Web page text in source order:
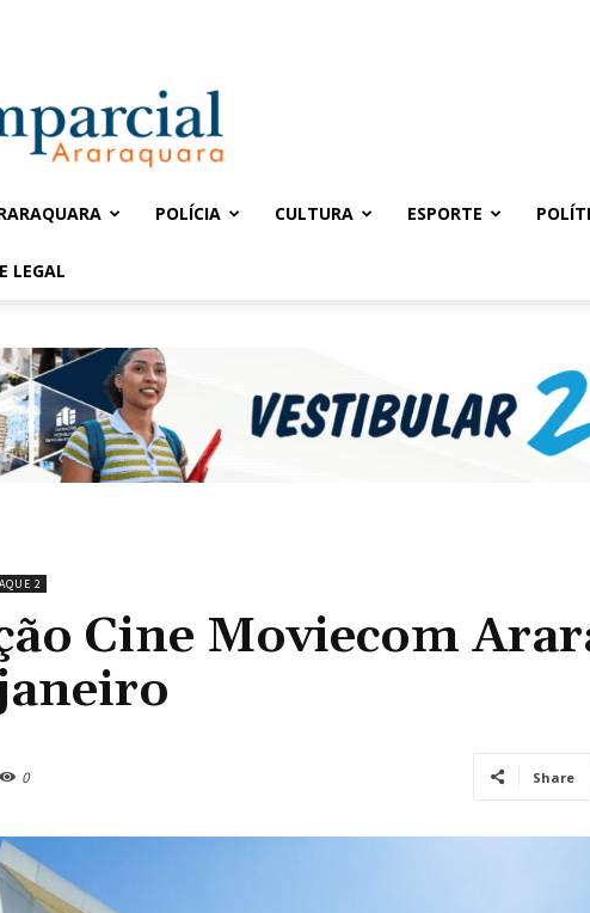
Imparcial
POLÍCIA CULTURA ESPORTE
LEGAL
2
Cine Moviecom
0 Share